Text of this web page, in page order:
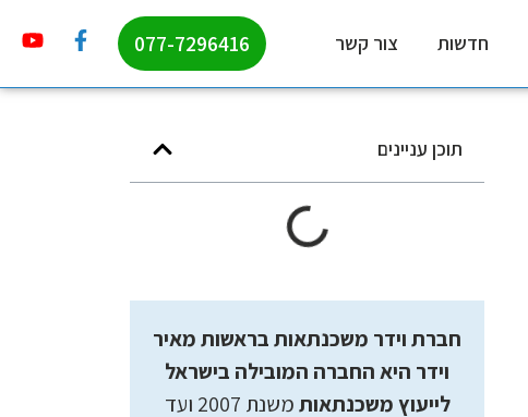
חדשות צור קשר 077-7296416
תוכן עניינים
חברת וידר משכנתאות בראשות מאיר
וידר היא החברה המובילה בישראל
לייעוץ משכנתאות
משנת 2007 ועד